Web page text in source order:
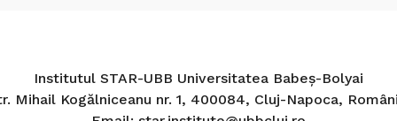
Institutul STAR-UBB Universitatea Babeș-Bolyai
Mihail Kogălniceanu nr. 1, 400084, Cluj-Napoca,